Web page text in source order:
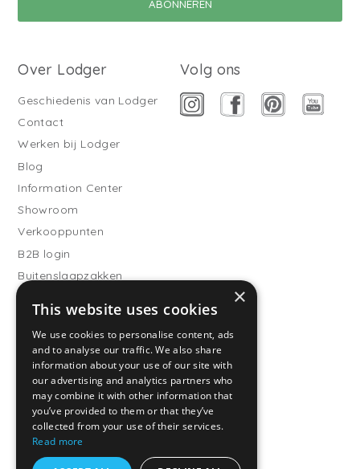
Over Lodger
Geschiedenis van Lodger
Contact
Werken bij Lodger
Blog
Information Center
Showroom
Verkooppunten
B2B login
Buitenslaapzakken
Klantenservice
Veelgestelde vragen
Verzending
Retourneren
Betaalmethodes
Algemene voorwaarden
Privacy Policy
Volg ons
×
This website uses cookies
We use cookies to personalise content, ads
and to analyse our traffic. We also share
information about your use of our site with
our advertising and analytics partners who
may combine it with other information that
you’ve provided to them or that they’ve
collected from your use of their services.
Read more